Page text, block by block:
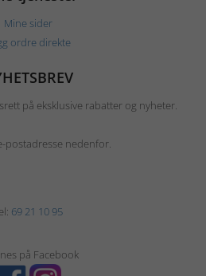
Mine sider
ordre direkte
på eksklusive rabatter og nyheter.
postadresse nedenfor.
69 21 10 95
på Facebook